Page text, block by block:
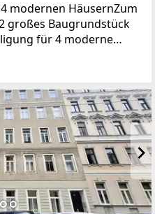
modernen HäusernZum
großes Baugrundstück
für 4 moderne
Gärten und